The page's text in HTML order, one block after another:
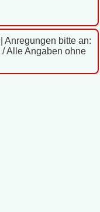
Anregungen bitte an:
/ Alle Angaben ohne